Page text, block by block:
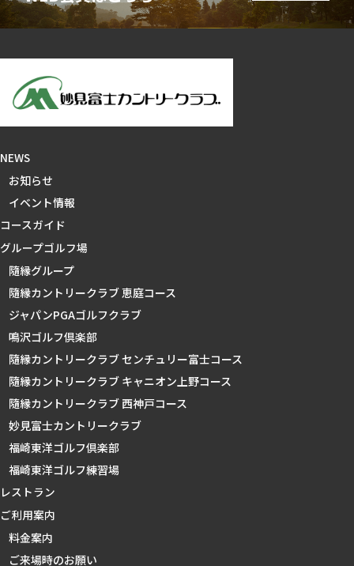
NEWS
お知らせ
イベント情報
コースガイド
グループゴルフ場
隨縁グループ
隨縁カントリークラブ 恵庭コース
ジャパンPGAゴルフクラブ
鳴沢ゴルフ倶楽部
隨縁カントリークラブ センチュリー富士コース
隨縁カントリークラブ キャニオン上野コース
隨縁カントリークラブ 西神戸コース
妙見富士カントリークラブ
福崎東洋ゴルフ倶楽部
福崎東洋ゴルフ練習場
レストラン
ご利用案内
料金案内
ご来場時のお願い